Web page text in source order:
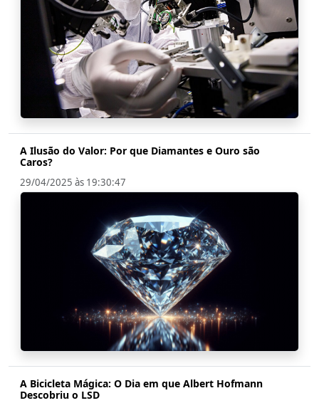
A Ilusão do Valor: Por que Diamantes e Ouro são
Caros?
29/04/2025 às 19:30:47
A Bicicleta Mágica: O Dia em que Albert Hofmann
Descobriu o LSD